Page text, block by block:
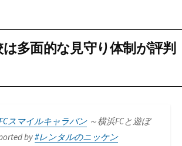
多面的な見守り体制が評判
スマイルキャラバン～横浜FCと遊ぼ
by#レンタルのニッケン